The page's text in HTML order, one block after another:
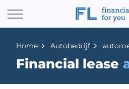
Home Autobedrijf
Financial lease